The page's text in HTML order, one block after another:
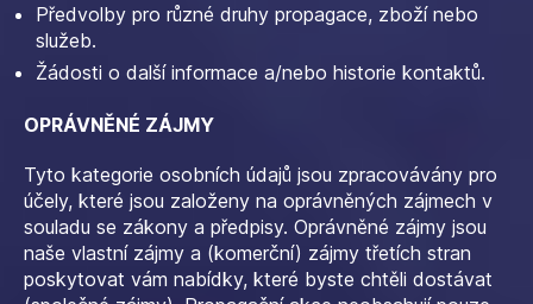
Předvolby pro různé druhy propagace, zboží nebo
služeb.
Žádosti o další informace a/nebo historie kontaktů.
OPRÁVNĚNÉ ZÁJMY
Tyto kategorie osobních údajů jsou zpracovávány pro
účely, které jsou založeny na oprávněných zájmech v
souladu se zákony a předpisy. Oprávněné zájmy jsou
naše vlastní zájmy a (komerční) zájmy třetích stran
poskytovat vám nabídky, které byste chtěli dostávat